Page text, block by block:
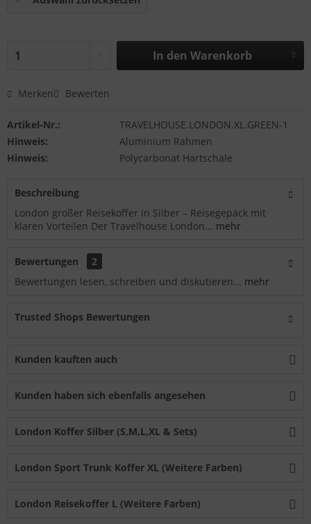
In den Warenkorb
Merken Bewerten
Artikel-Nr.:
TRAVELHOUSE.LONDON.XL.GREEN-1
Hinweis:
Aluminium Rahmen
Hinweis:
Polycarbonat Hartschale
Beschreibung
London großer Reisekoffer in Silber – Reisegepäck mit
klaren Vorteilen Der Travelhouse London... mehr
Bewertungen
2
Bewertungen lesen, schreiben und diskutieren... mehr
Trusted Shops Bewertungen
Kunden kauften auch
Kunden haben sich ebenfalls angesehen
London Koffer Silber (S,M,L,XL & Sets)
London Sport Trunk Koffer XL (Weitere Farben)
London Reisekoffer L (Weitere Farben)